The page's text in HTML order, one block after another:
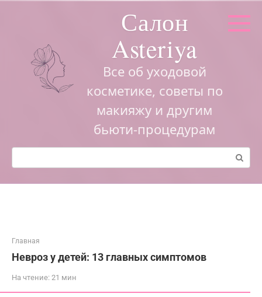
Салон
Asteriya
Все об уходовой
косметике, советы по
макияжу и другим
бьюти-процедурам
Поиск:
Главная
Невроз у детей: 13 главных симптомов
На чтение: 21 мин